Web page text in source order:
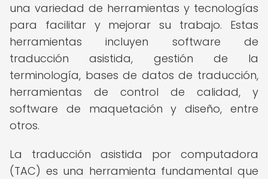
una variedad de herramientas y tecnologías
para facilitar y mejorar su trabajo. Estas
herramientas incluyen software de
traducción asistida, gestión de la
terminología, bases de datos de traducción,
herramientas de control de calidad, y
software de maquetación y diseño, entre
otros.
La traducción asistida por computadora
(TAC) es una herramienta fundamental que